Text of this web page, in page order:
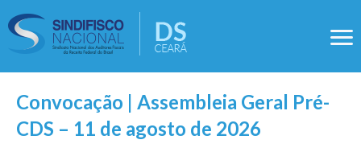
Convocação | Assembleia Geral Pré-
CDS – 11 de agosto de 2026